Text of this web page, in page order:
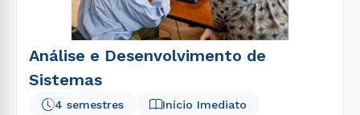
Análise e Desenvolvimento de
Sistemas
Início Imediato
4 semestres